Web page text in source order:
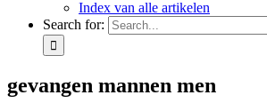
Index van alle artikelen
Search for:
gevangen mannen men